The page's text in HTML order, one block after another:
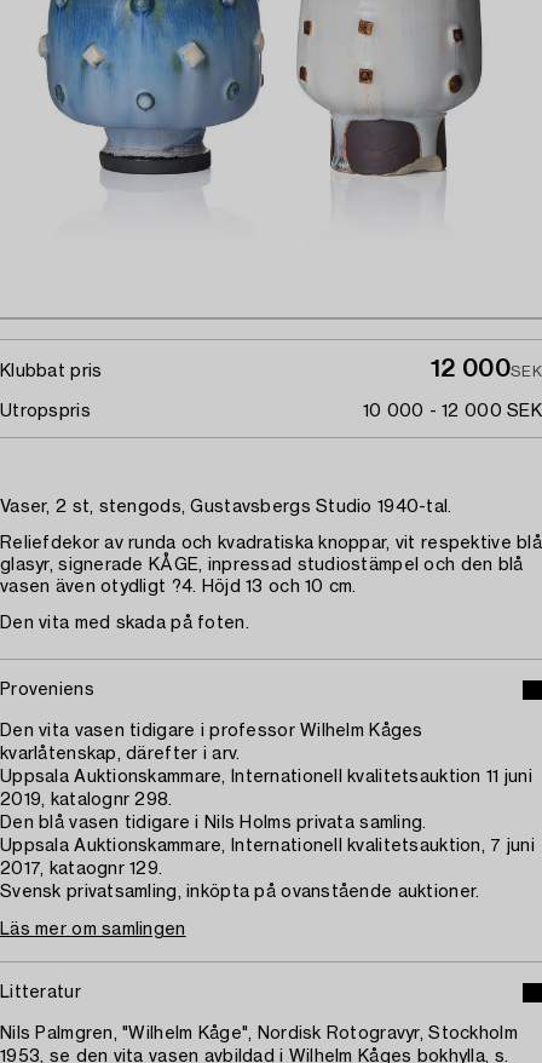
Klubbat pris 12 000SEK
Utropspris 10 000 - 12 000 SEK
Vaser, 2 st, stengods, Gustavsbergs Studio 1940-tal.
Reliefdekor av runda och kvadratiska knoppar, vit respektive blå
glasyr, signerade KÅGE, inpressad studiostämpel och den blå
vasen även otydligt ?4. Höjd 13 och 10 cm.
Den vita med skada på foten.
Proveniens
Den vita vasen tidigare i professor Wilhelm Kåges
kvarlåtenskap, därefter i arv.
Uppsala Auktionskammare, Internationell kvalitetsauktion 11 juni
2019, katalognr 298.
Den blå vasen tidigare i Nils Holms privata samling.
Uppsala Auktionskammare, Internationell kvalitetsauktion, 7 juni
2017, kataognr 129.
Svensk privatsamling, inköpta på ovanstående auktioner.
Läs mer om samlingen
Litteratur
Nils Palmgren, "Wilhelm Kåge", Nordisk Rotogravyr, Stockholm
1953, se den vita vasen avbildad i Wilhelm Kåges bokhylla, s.